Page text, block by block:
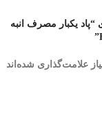
“پاد یکبار مصرف انبه
علامت‌گذاری شده‌اند